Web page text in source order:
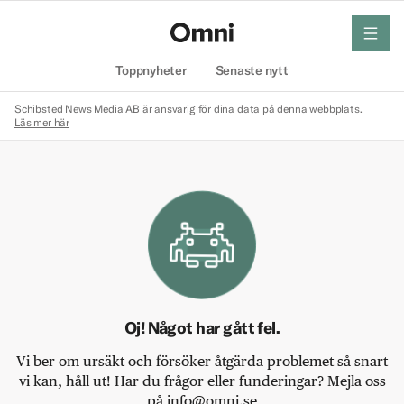
Toppnyheter Senaste nytt
meny
Schibsted News Media AB är ansvarig för dina data på denna webbplats.
Läs mer här
Oj! Något har gått fel.
Vi ber om ursäkt och försöker åtgärda problemet så snart
vi kan, håll ut! Har du frågor eller funderingar? Mejla oss